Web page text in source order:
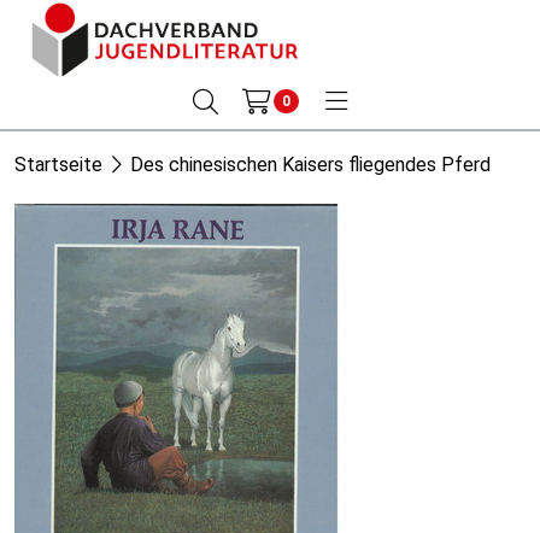
0
Startseite Des chinesischen Kaisers fliegendes Pferd